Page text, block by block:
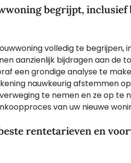
begrijpt, inclusief
volledig te begrijpen,
aanzienlijk bijdragen aan de
een grondige analyse te
nauwkeurig afstemmen
te nemen en ze op te
van uw nieuwe
rentetarieven en